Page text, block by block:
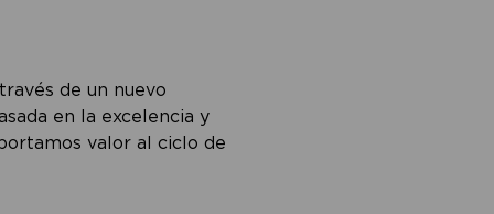
de un nuevo
en la excelencia y
valor al ciclo de